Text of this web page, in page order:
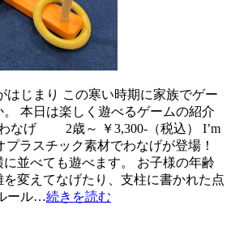
はじまり この寒い時期に家族でゲー
本日は楽しく遊べるゲームの紹介
わなげ 2歳～ ￥3,300-（税込） I’m
プラスチック素材でわなげが登場！
並べても遊べます。 お子様の年齢
変えてなげたり、支柱に書かれた点
ール…続きを読む